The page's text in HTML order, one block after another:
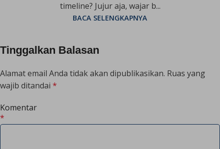
timeline? Jujur aja, wajar b...
BACA SELENGKAPNYA
Tinggalkan Balasan
Alamat email Anda tidak akan dipublikasikan. Ruas yang
wajib ditandai *
Komentar
*